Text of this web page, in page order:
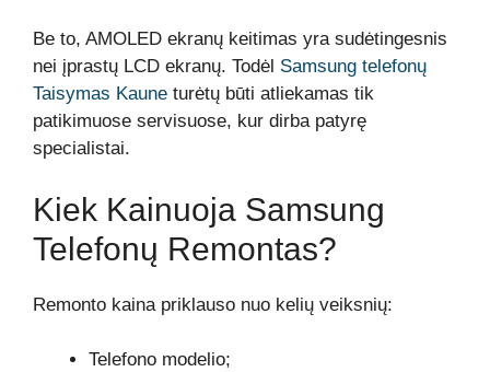
Be to, AMOLED ekranų keitimas yra sudėtingesnis
nei įprastų LCD ekranų. Todėl Samsung telefonų
Taisymas Kaune turėtų būti atliekamas tik
patikimuose servisuose, kur dirba patyrę
specialistai.
Kiek Kainuoja Samsung
Telefonų Remontas?
Remonto kaina priklauso nuo kelių veiksnių:
Telefono modelio;